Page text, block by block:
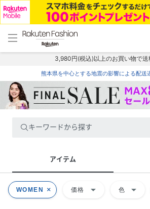
menu home
トップ
3,980円(税込)以上のお買い物で送
熊本県を中心とする地震の影響による配送
キーワードから探す
アイテム
WOMEN 価格 arrow_drop_down 色 arrow_drop_down